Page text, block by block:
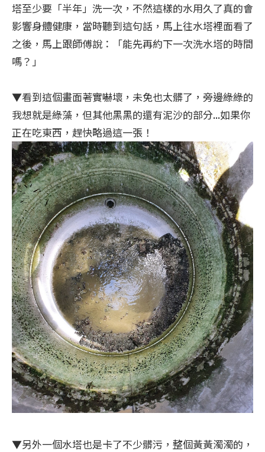
塔至少要「半年」洗一次，不然這樣的水用久了真的會
影響身體健康，當時聽到這句話，馬上往水塔裡面看了
之後，馬上跟師傅說：「能先再約下一次洗水塔的時間
嗎？」
▼看到這個畫面著實嚇壞，未免也太髒了，旁邊綠綠的
我想就是綠藻，但其他黑黑的還有泥沙的部分...如果你
正在吃東西，趕快略過這一張！
▼另外一個水塔也是卡了不少髒污，整個黃黃濁濁的，